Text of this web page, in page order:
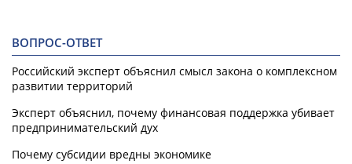
ВОПРОС-ОТВЕТ
Российский эксперт объяснил смысл закона о комплексном
развитии территорий
Эксперт объяснил, почему финансовая поддержка убивает
предпринимательский дух
Почему субсидии вредны экономике